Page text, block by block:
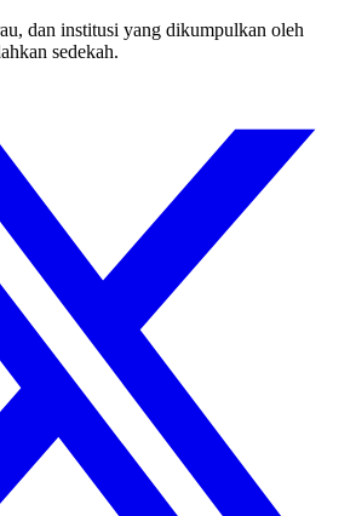
dan institusi yang dikumpulkan oleh
sedekah.